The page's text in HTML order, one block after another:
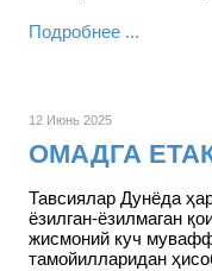
Подробнее ...
12 Июнь 2025
ОМАДГА
Тавсиялар Дунёда
ёзилган-ёзилмаган
жисмоний куч
тамойилларидан